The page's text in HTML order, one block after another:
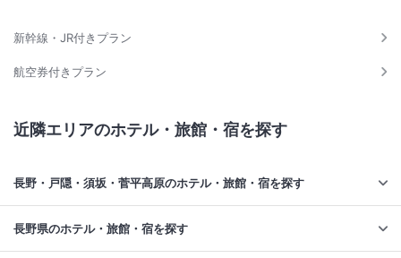
新幹線・JR付きプラン
航空券付きプラン
近隣エリアのホテル・旅館・宿を探す
長野・戸隠・須坂・菅平高原のホテル・旅館・宿を探す
長野県のホテル・旅館・宿を探す